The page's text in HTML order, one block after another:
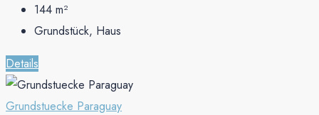
144 m²
Grundstück, Haus
Details
Grundstuecke Paraguay